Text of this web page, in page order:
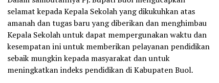
selamat kepada Kepala Sekolah yang dikukuhkan atas
amanah dan tugas baru yang diberikan dan menghimbau
Kepala Sekolah untuk dapat mempergunakan waktu dan
kesempatan ini untuk memberikan pelayanan pendidikan
sebaik mungkin kepada masyarakat dan untuk
meningkatkan indeks pendidikan di Kabupaten Buol.